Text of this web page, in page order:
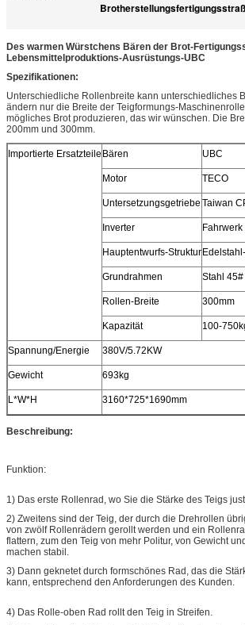
Des warmen Würstchens Bären der Brot-
Lebensmittelproduktions-Ausrüstungs-UBC
Spezifikationen:
Unterschiedliche Rollenbreite kann unterschiedliches
ändern nur die Breite der Teigformungs-
mögliches Brot produzieren, das wir wünschen. Die
200mm und 300mm.
Importierte Ersatzteile Bären UBC
Motor TECO
Untersetzungsgetriebe Taiwan
Inverter Fahrwerk
Hauptentwurfs-Struktur
Grundrahmen Stahl 45#
Rollen-Breite 300mm
Kapazität 100-
Spannung/Energie 380V/5.72KW
Gewicht 693kg
L*W*H 3160*725*1690mm
Beschreibung:
Funktion:
1) Das erste Rollenrad, wo Sie die Stärke des Teigs
2) Zweitens sind der Teig, der durch die Drehrollen
von zwölf Rollenrädern gerollt werden und ein
flattern, zum den Teig von mehr Politur, von Gewicht
machen stabil.
3) Dann geknetet durch formschönes Rad, das die
kann, entsprechend den Anforderungen des Kunden.
4) Das Rolle-oben Rad rollt den Teig in Streifen.